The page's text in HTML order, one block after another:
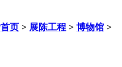
页 > 展陈工程 > 博物馆 >